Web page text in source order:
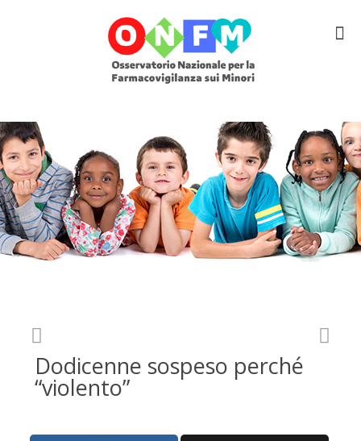
Dodicenne sospeso perché
“violento”